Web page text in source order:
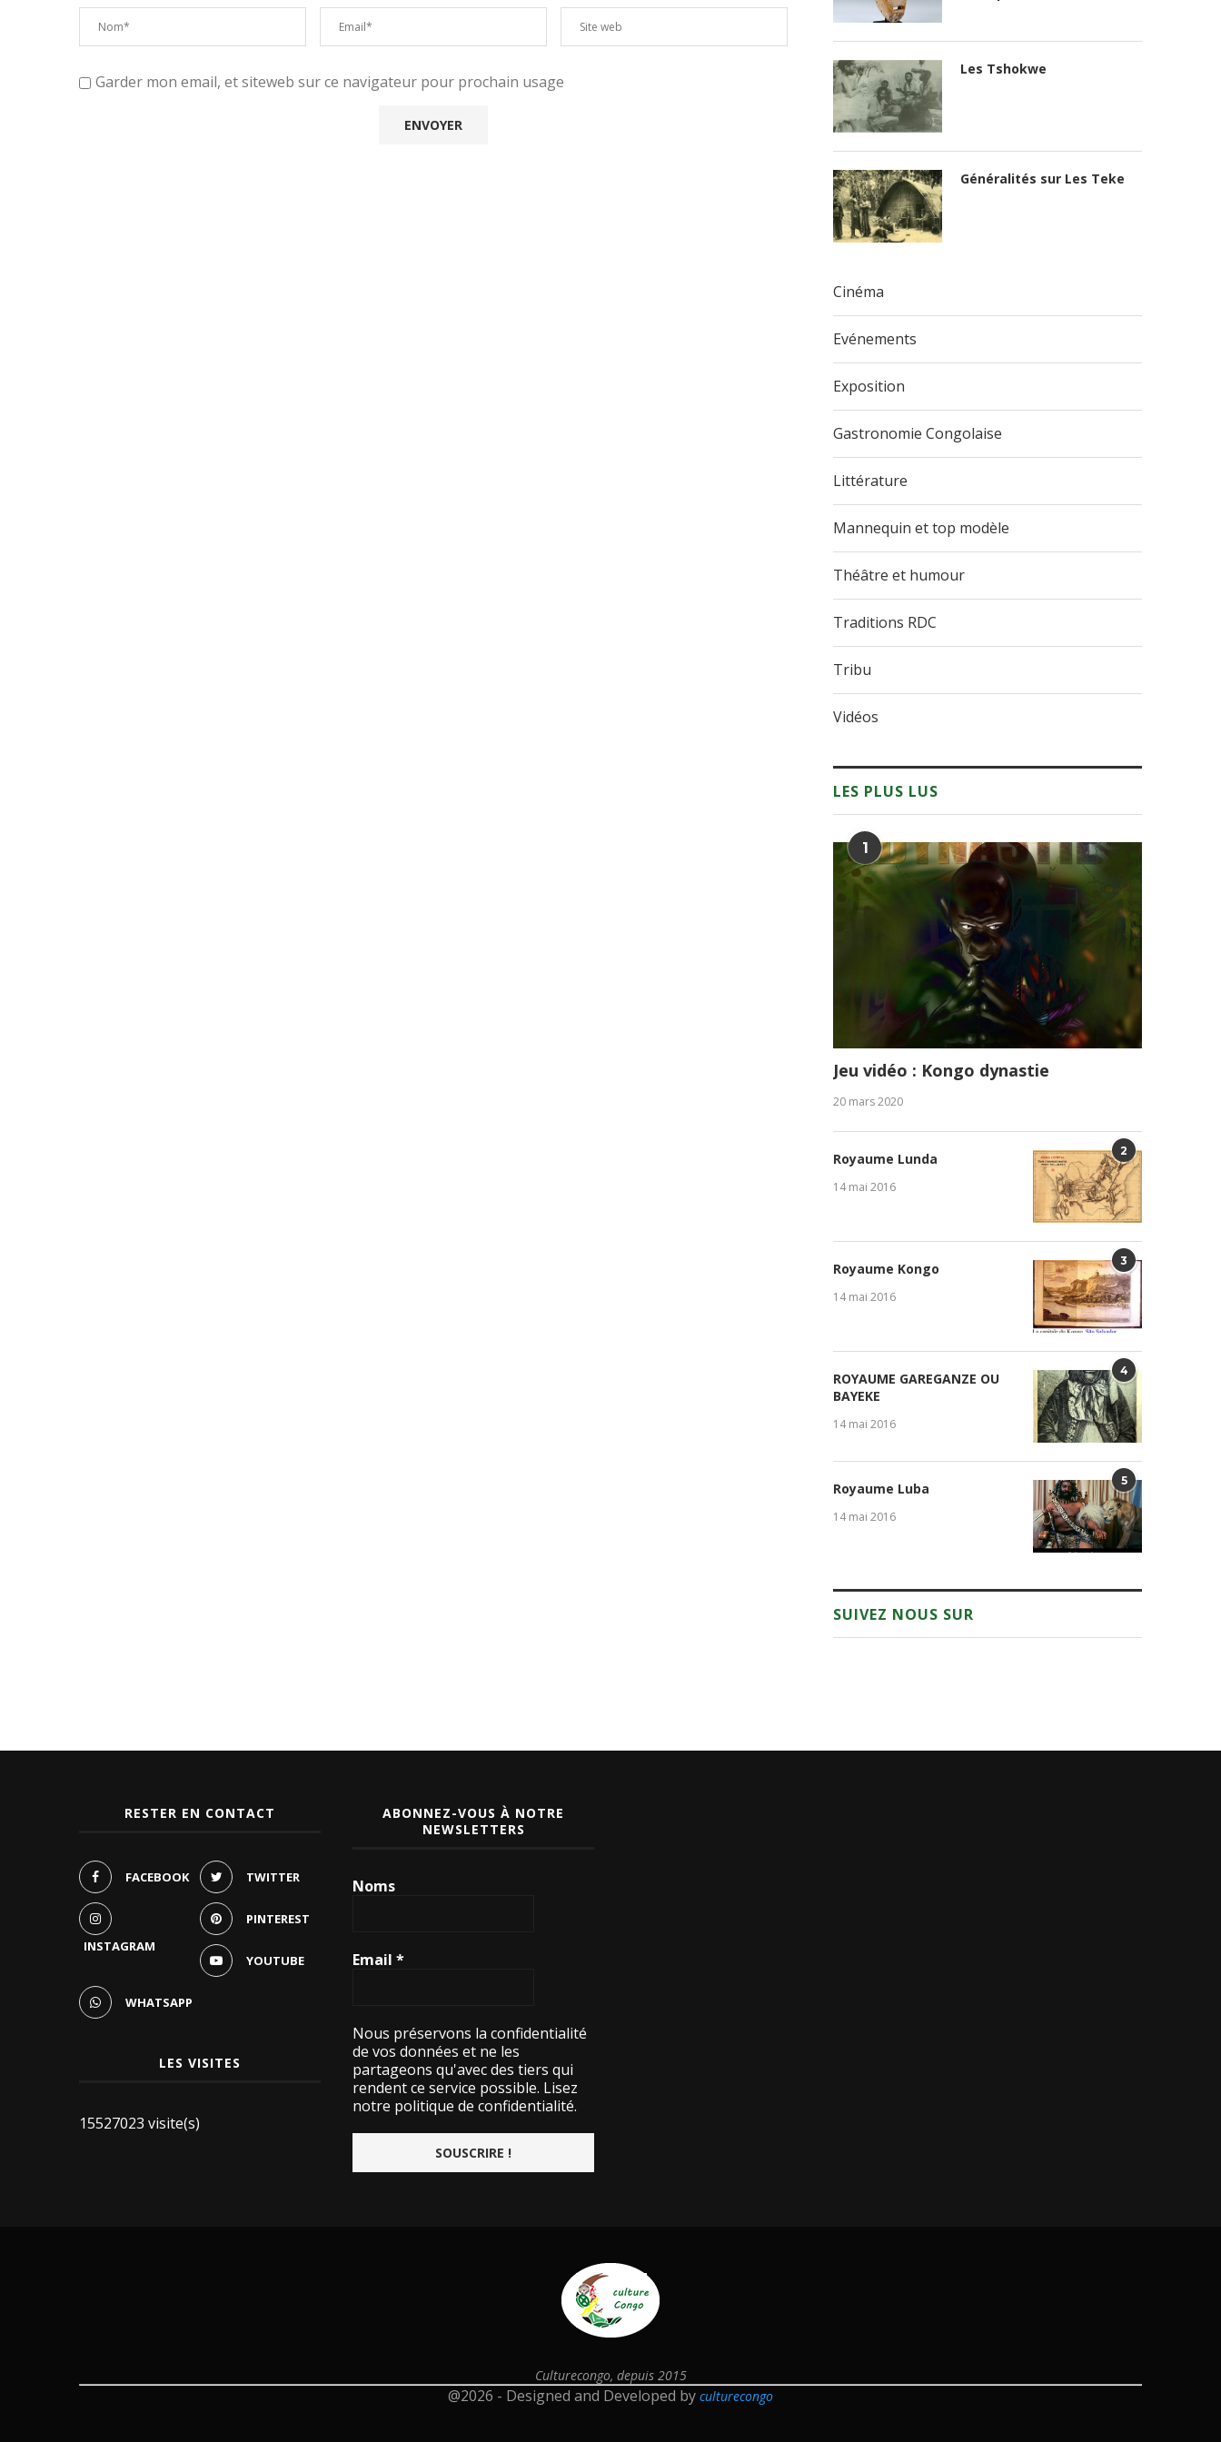
Garder mon email, et siteweb sur ce navigateur pour prochain usage
Les Tshokwe
Généralités sur Les Teke
Cinéma
Evénements
Exposition
Gastronomie Congolaise
Littérature
Mannequin et top modèle
Théâtre et humour
Traditions RDC
Tribu
Vidéos
LES PLUS LUS
1
Jeu vidéo : Kongo dynastie
20 mars 2020
2
Royaume Lunda
14 mai 2016
3
Royaume Kongo
14 mai 2016
4
ROYAUME GAREGANZE OU
BAYEKE
14 mai 2016
5
Royaume Luba
14 mai 2016
SUIVEZ NOUS SUR
RESTER EN CONTACT
FACEBOOK TWITTER
INSTAGRAM
PINTEREST
YOUTUBE
WHATSAPP
LES VISITES
15527023 visite(s)
ABONNEZ-VOUS À NOTRE
NEWSLETTERS
Noms
Email*
Nous préservons la confidentialité
de vos données et ne les
partageons qu'avec des tiers qui
rendent ce service possible. Lisez
notre politique de confidentialité.
Culturecongo, depuis 2015
@2026 - Designed and Developed by culturecongo